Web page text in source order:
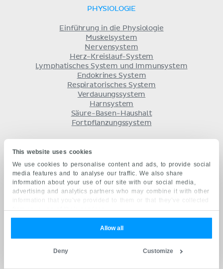
This website uses cookies
We use cookies to personalise content and ads, to provide social
media features and to analyse our traffic. We also share
information about your use of our site with our social media,
advertising and analytics partners who may combine it with other
information that you’ve provided to them or that they’ve collected
from your use of their services.
Allow all
Customize
Deny
PHYSIOLOGIE
Einführung in die Physiologie
Muskelsystem
Nervensystem
Herz-Kreislauf-System
Lymphatisches System und Immunsystem
Endokrines System
Respiratorisches System
Verdauungssystem
Harnsystem
Säure-Basen-Haushalt
Fortpflanzungssystem
Grundlagen
Organsysteme
Embryologisches Gewebe
BESSER LERNEN
Anatomie Lernstrategien
Kostenloses Ebook
Arbeitsblätter als Download
Vorteile von Kenhub